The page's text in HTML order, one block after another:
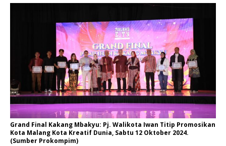
Grand Final Kakang Mbakyu: Pj. Walikota Iwan Titip Promosikan
Kota Malang Kota Kreatif Dunia, Sabtu 12 Oktober 2024.
(Sumber Prokompim)